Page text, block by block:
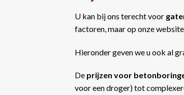
U kan bij ons terecht voor
factoren, maar op onze
Hieronder geven we u ook al
De prijzen voor
voor een droger) tot